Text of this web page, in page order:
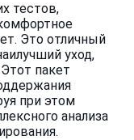
тестов,
Это отличный
уход,
пакет
при этом
анализа